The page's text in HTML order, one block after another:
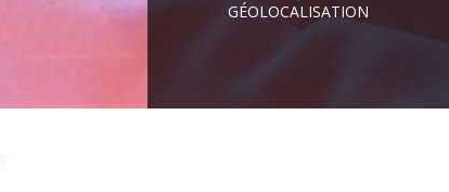
GÉOLOCALISATION